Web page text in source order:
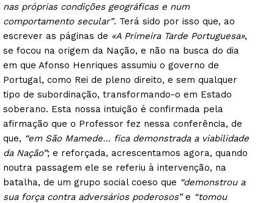
nas próprias condições geográficas e num
comportamento secular”. Terá sido por isso que, ao
escrever as páginas de «A Primeira Tarde Portuguesa»,
se focou na origem da Nação, e não na busca do dia
em que Afonso Henriques assumiu o governo de
Portugal, como Rei de pleno direito, e sem qualquer
tipo de subordinação, transformando-o em Estado
soberano. Esta nossa intuição é confirmada pela
afirmação que o Professor fez nessa conferência, de
que, “em São Mamede… fica demonstrada a viabilidade
da Nação”; e reforçada, acrescentamos agora, quando
noutra passagem ele se referiu à intervenção, na
batalha, de um grupo social coeso que “demonstrou a
sua força contra adversários poderosos”e “tomou